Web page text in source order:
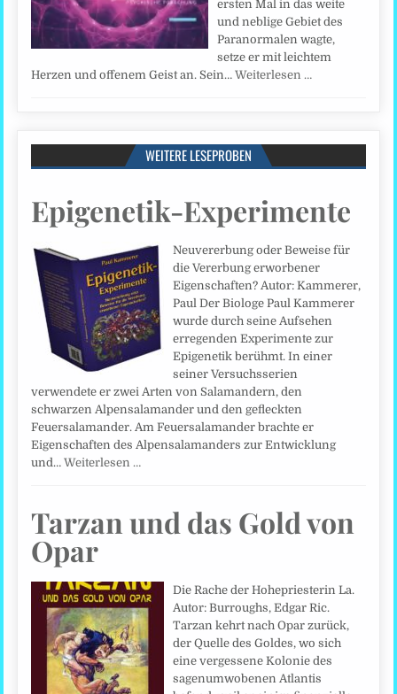
ersten Mal in das weite
und neblige Gebiet des
Paranormalen wagte,
setze er mit leichtem
Herzen und offenem Geist an. Sein…Weiterlesen …
WEITERE LESEPROBEN
Epigenetik-Experimente
Neuvererbung oder Beweise für
die Vererbung erworbener
Eigenschaften? Autor: Kammerer,
Paul Der Biologe Paul Kammerer
wurde durch seine Aufsehen
erregenden Experimente zur
Epigenetik berühmt. In einer
seiner Versuchsserien
verwendete er zwei Arten von Salamandern, den
schwarzen Alpensalamander und den gefleckten
Feuersalamander. Am Feuersalamander brachte er
Eigenschaften des Alpensalamanders zur Entwicklung
und…Weiterlesen …
Tarzan und das Gold von
Opar
Die Rache der Hohepriesterin La.
Autor: Burroughs, Edgar Ric.
Tarzan kehrt nach Opar zurück,
der Quelle des Goldes, wo sich
eine vergessene Kolonie des
sagenumwobenen Atlantis